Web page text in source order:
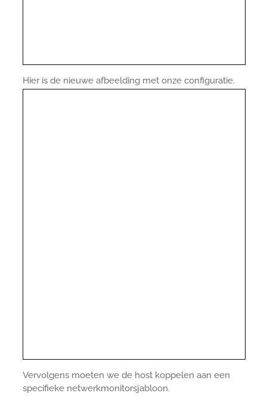
Hier is de nieuwe afbeelding met onze configuratie.
Vervolgens moeten we de host koppelen aan een
specifieke netwerkmonitorsjabloon.